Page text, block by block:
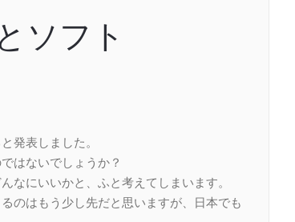
ソフト
発表しました。
はないでしょうか？
なにいいかと、ふと考えてしまいます。
のはもう少し先だと思いますが、日本でも